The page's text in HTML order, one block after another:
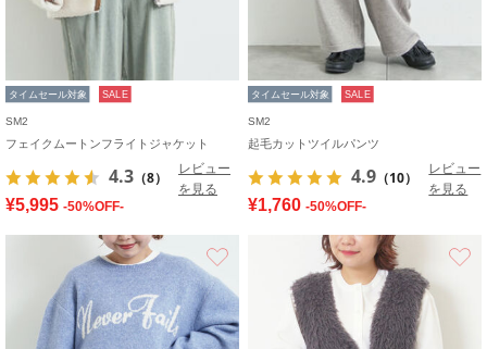
タイムセール対象 SALE
SM2
フェイクムートンフライトジャケット
4.3 （8）
レビュー
を見る
¥5,995 -50%OFF-
タイムセール対象 SALE
SM2
起毛カットツイルパンツ
4.9 （10）
レビュー
を見る
¥1,760 -50%OFF-